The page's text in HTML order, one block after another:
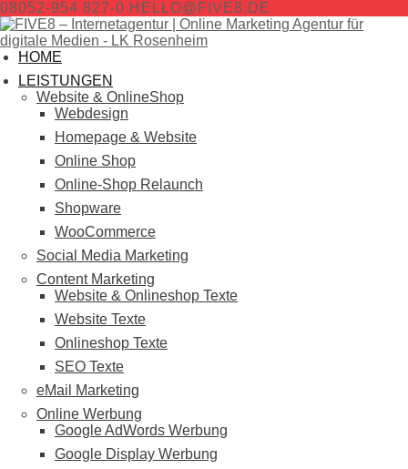
08052-954 827-0 HELLO@FIVE8.DE
HOME
LEISTUNGEN
Website & OnlineShop
Webdesign
Homepage & Website
Online Shop
Online-Shop Relaunch
Shopware
WooCommerce
Social Media Marketing
Content Marketing
Website & Onlineshop Texte
Website Texte
Onlineshop Texte
SEO Texte
eMail Marketing
Online Werbung
Google AdWords Werbung
Google Display Werbung